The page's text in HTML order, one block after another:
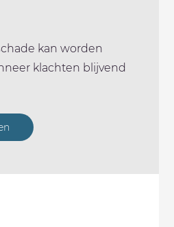
kan worden
klachten blijvend